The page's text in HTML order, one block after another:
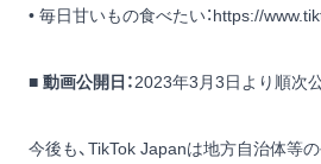
• 毎日甘いもの食べたい：https://
■ 動画公開日：2023年3月3日より順次
今後も、TikTok Japanは地方自治体等